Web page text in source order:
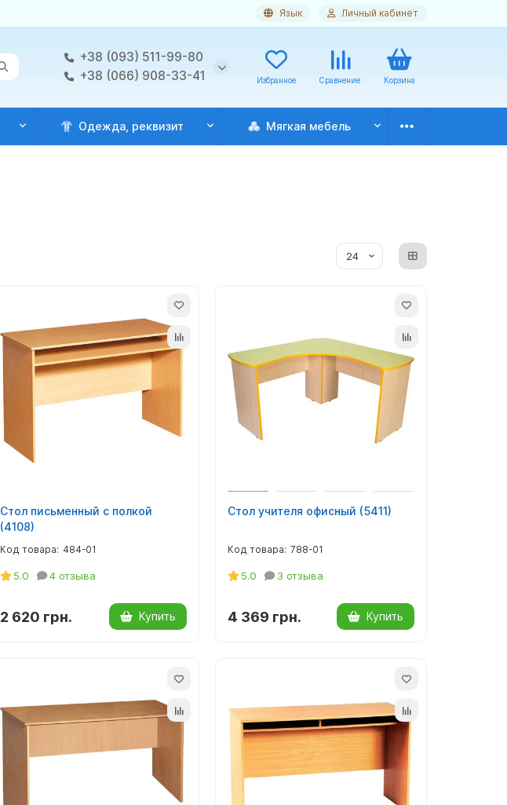
Язык Личный кабинет
+38 (093) 511-99-80
+38 (066) 908-33-41
Избранное Сравнение Корзина
Одежда, реквизит Мягкая мебель
Стол письменный с полкой
(4108)
484-01
5.0 4 отзыва
2 620 грн. Купить
Стол учителя офисный (5411)
788-01
5.0 3 отзыва
4 369 грн. Купить